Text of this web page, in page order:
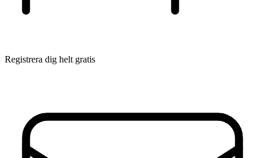
Registrera dig helt gratis